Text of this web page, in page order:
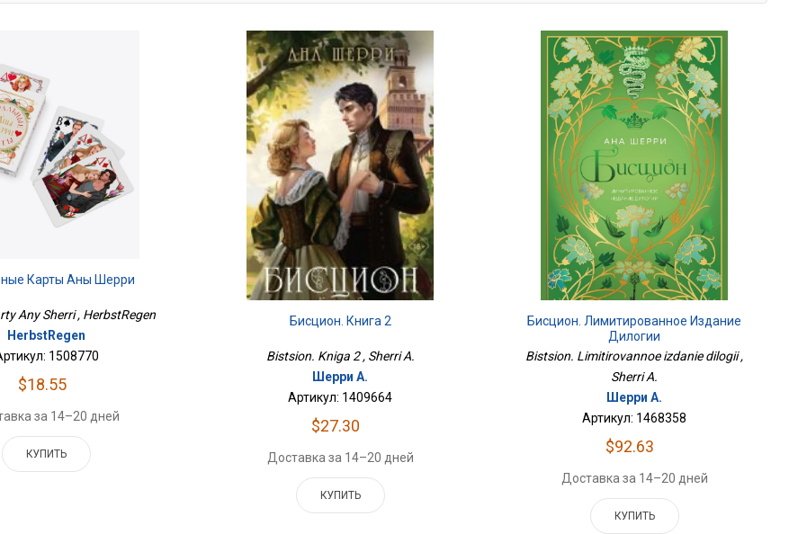
Карты Аны Шерри
Any Sherri , HerbstRegen
HerbstRegen
1508770
$18.55
за 14–20 дней
КУПИТЬ
Бисцион. Книга 2
Bistsion. Kniga 2 , Sherri A.
Шерри А.
Артикул: 1409664
$27.30
Доставка за 14–20 дней
КУПИТЬ
Бисцион. Лимитированное Издание
Дилогии
Bistsion. Limitirovannoe izdanie dilogii ,
Sherri A.
Шерри А.
Артикул: 1468358
$92.63
Доставка за 14–20 дней
КУПИТЬ